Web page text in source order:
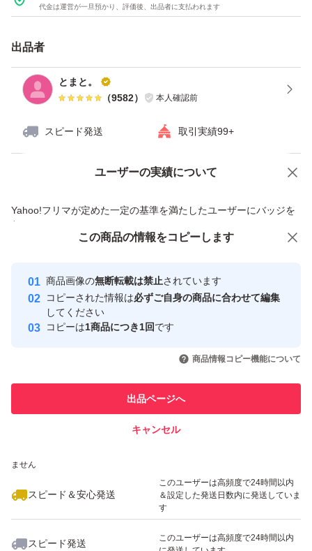
ブランド：YOLU
代金は運営が一旦預かり、評価後、出品者に支払われます
出品者
とまと。
（9582） 本人確認前
スピード発送 取引実績99+
ユーザーの実績について
Yahoo!フリマが定めた一定の基準を満たしたユーザーにバッジを
付与しています
安心取引出品者
心・安全なユーザーです
取引実績
引を完了させた実績があります
での取引実績があります
ません
スピード＆安心発送
このユーザーは高頻度で24時間以内
＆設定した発送日数内に発送していま
す
スピード発送
このユーザーは高頻度で24時間以内
価格の相談 商品への質問
この商品の情報をコピーします
商品画像の無断転載は禁止されています
コピーされた情報は必ずご自身の商品に合わせて編集
してください
コピーは1商品につき1回です
商品情報コピー機能について
出品ページへ
キャンセル
この商品をみている人にオススメ